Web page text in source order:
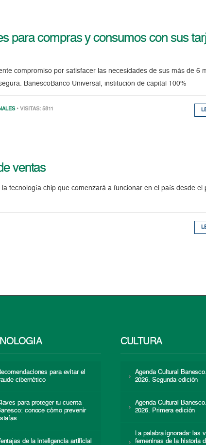
para compras y consumos con sus
compromiso por satisfacer las necesidades de sus más de 6
BanescoBanco Universal, institución de capital 100%
• VISITAS: 5811
ventas
tecnología chip que comenzará a funcionar en el país desde el
para evitar el
cibernético
para proteger tu cuenta
conoce cómo prevenir
de la inteligencia artificial
CULTURA
Agenda Cultural
2026. Segunda edición
Agenda Cultural
2026. Primera edición
La palabra ignorada: las
femeninas de la historia